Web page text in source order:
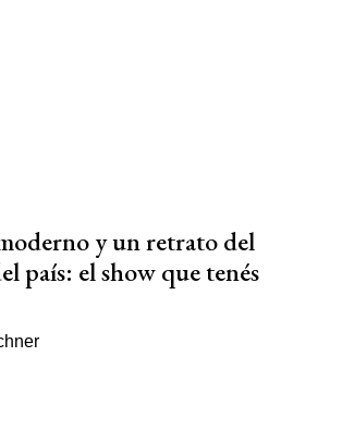
y un retrato del
país: el show que tenés